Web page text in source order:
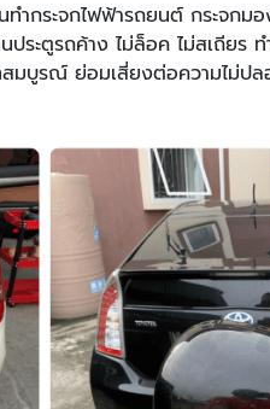
ากระจกไฟฟ้ารถยนต์ กระจกม
ประตูรถค้าง ไม่ล็อค ไม่สเถีย
มบูรณ์ ย่อมเสี่ยงต่อความไม่ป